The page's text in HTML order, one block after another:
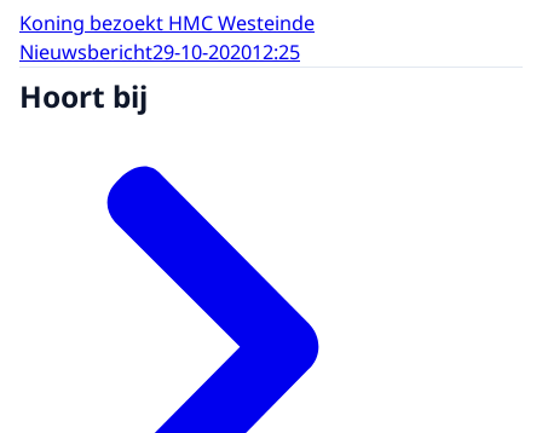
Koning bezoekt HMC Westeinde
Nieuwsbericht29-10-202012:25
Hoort bij